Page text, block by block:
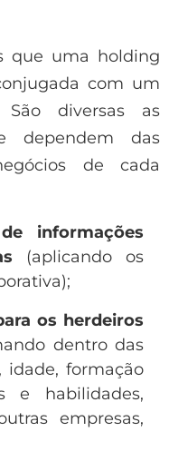
que uma holding
com um
diversas as
dependem das
de cada
informações
(aplicando os
os herdeiros
dentro das
idade, formação
e habilidades,
empresas,